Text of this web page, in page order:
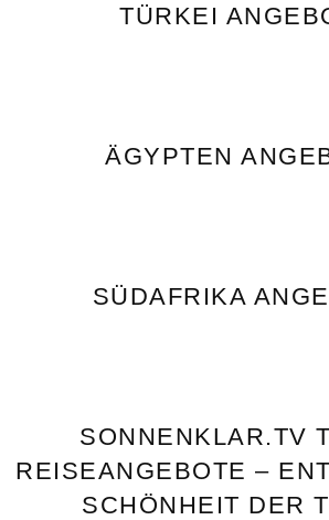
TÜRKEI
ÄGYPTEN
SÜDAFRIKA
SONNENKLAR.TV
REISEANGEBOTE –
SCHÖNHEIT DER